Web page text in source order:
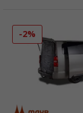
-2%